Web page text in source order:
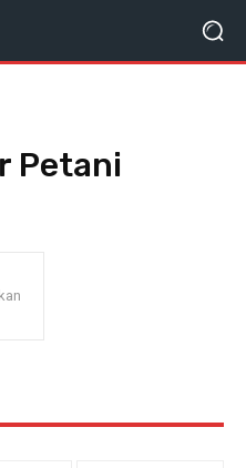
Petani